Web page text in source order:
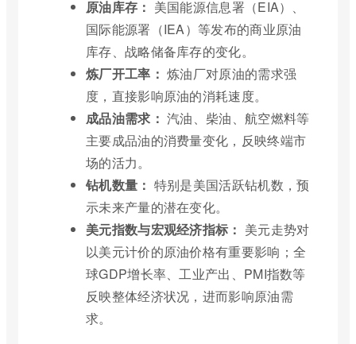
原油库存： 美国能源信息署（EIA）、
国际能源署（IEA）等发布的商业原油
库存、战略储备库存的变化。
炼厂开工率： 炼油厂对原油的需求强
度，直接影响原油的消耗速度。
成品油需求： 汽油、柴油、航空燃料等
主要成品油的消费量变化，反映终端市
场的活力。
钻机数量： 特别是美国活跃钻机数，预
示未来产量的潜在变化。
美元指数与宏观经济指标： 美元走势对
以美元计价的原油价格有重要影响；全
球GDP增长率、工业产出、PMI指数等
反映整体经济状况，进而影响原油需
求。